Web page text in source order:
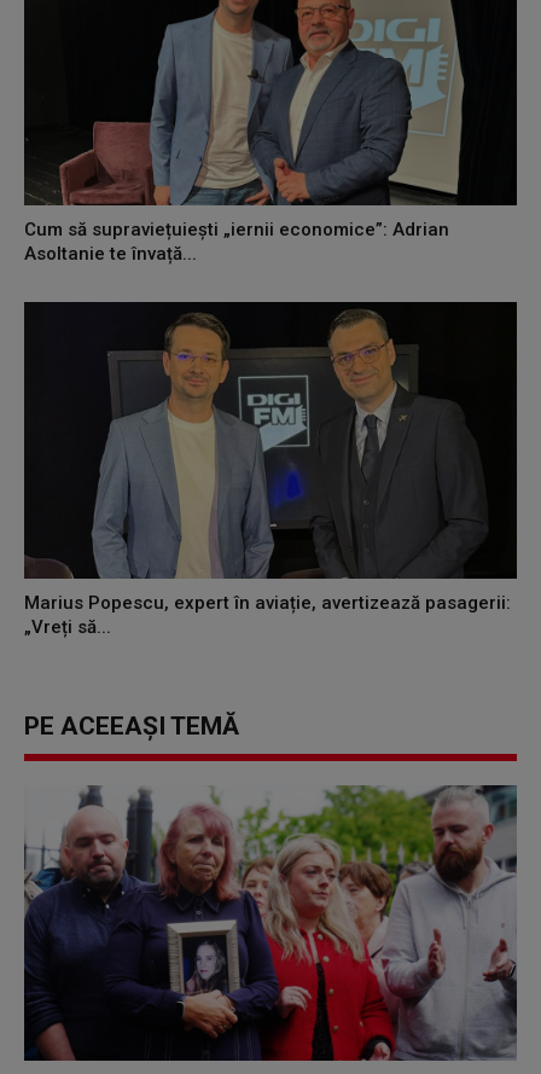
Cum să supraviețuiești „iernii economice”: Adrian
Asoltanie te învață...
Marius Popescu, expert în aviație, avertizează pasagerii:
„Vreți să...
PE ACEEAȘI TEMĂ